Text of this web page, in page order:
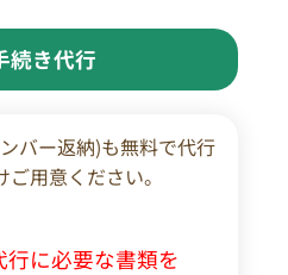
続き代行
バー返納)も無料で代行
用意ください。
行に必要な書類を